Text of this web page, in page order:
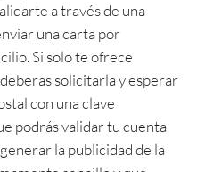
a través de una
una carta por
Si solo te ofrece
solicitarla y esperar
con una clave
podrás validar tu cuenta
la publicidad de la